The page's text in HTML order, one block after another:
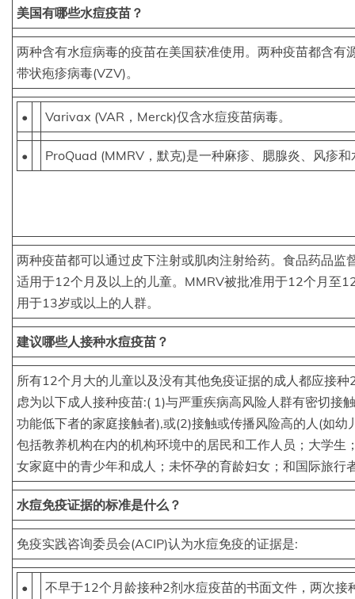
美国有哪些水痘疫苗？
两种含有水痘病毒的疫苗在美国获准使用。两种疫苗都含有
带状疱疹病毒(VZV)。
• Varivax (VAR，Merck)仅含水痘疫苗病毒。
• ProQuad (MMRV，默克)是一种麻疹、腮腺炎、风疹
两种疫苗都可以通过皮下注射或肌肉注射给药。食品药品监
适用于12个月及以上的儿童。MMRV被批准用于12个月至
用于13岁或以上的人群。
建议哪些人接种水痘疫苗？
所有12个月大的儿童以及没有其他免疫证据的成人都应接
虑为以下成人接种疫苗:( 1)与严重疾病高风险人群有密切接
功能低下者的家庭接触者),或(2)接触或传播风险高的人(如幼
包括教养机构在内的机构环境中的居民和工作人员；大学生
女家庭中的青少年和成人；未怀孕的育龄妇女；和国际旅行
水痘免疫证据的标准是什么？
免疫实践咨询委员会(ACIP)认为水痘免疫的证据是:
• 不早于12个月龄接种2剂水痘疫苗的书面文件，两次接